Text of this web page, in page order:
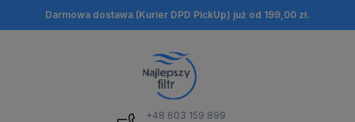
Darmowa dostawa (Kurier DPD PickUp) już od 199,00 zł.
+48 603 159 899